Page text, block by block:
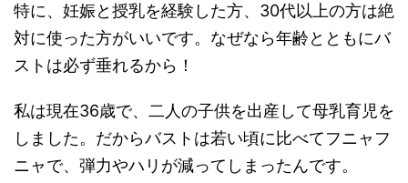
特に、妊娠と授乳を経験した方、30代以上の方は絶
対に使った方がいいです。なぜなら年齢とともにバ
ストは必ず垂れるから！
私は現在36歳で、二人の子供を出産して母乳育児を
しました。だからバストは若い頃に比べてフニャフ
ニャで、弾力やハリが減ってしまったんです。